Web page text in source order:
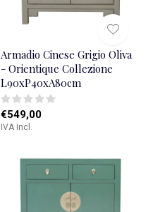
Armadio Cinese Grigio Oliva
- Orientique Collezione
L90xP40xA80cm
€549,00
IVA Incl.